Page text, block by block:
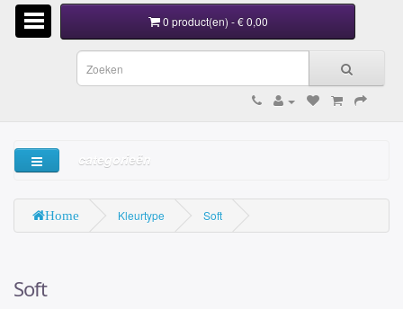
0 product(en) -€ 0,00
categorieën
Home Kleurtype Soft
Soft